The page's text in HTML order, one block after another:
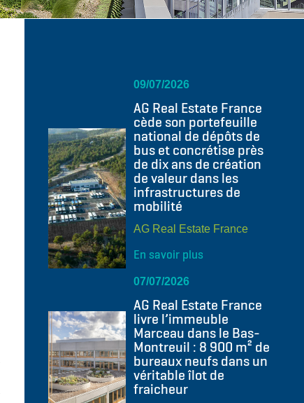
09/07/2026
AG Real Estate France
cède son portefeuille
national de dépôts de
bus et concrétise près
de dix ans de création
de valeur dans les
infrastructures de
mobilité
AG Real Estate France
En savoir plus
07/07/2026
AG Real Estate France
livre l’immeuble
Marceau dans le Bas-
Montreuil : 8 900 m² de
bureaux neufs dans un
véritable îlot de
fraicheur